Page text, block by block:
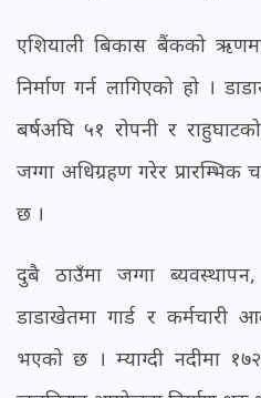
एशियाली बिकास बैंकको
निर्माण गर्न लागिएको हो ।
बर्षअघि ५१ रोपनी र
जग्गा अधिग्रहण गरेर प्रारम्भिक
छ ।
दुबै ठाउँमा जग्गा
डाडाखेतमा गार्ड र
भएको छ । म्याग्दी नदीमा